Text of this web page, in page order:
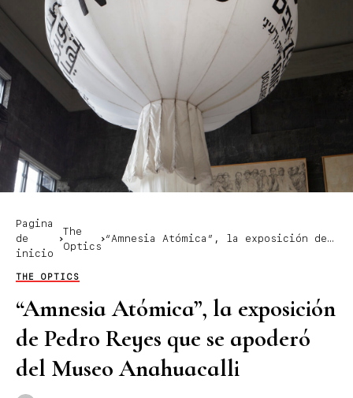
Pagina
de
inicio
The
Optics
“Amnesia Atómica”, la exposición de
THE OPTICS
“Amnesia Atómica”, la exposición
de Pedro Reyes que se apoderó
del Museo Anahuacalli